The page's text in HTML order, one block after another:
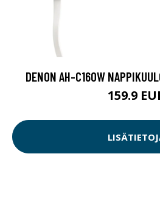
DENON AH-C160W
159.9